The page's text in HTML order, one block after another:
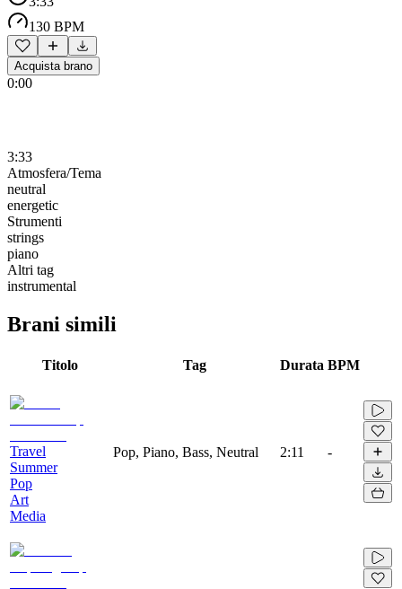
130 BPM
Acquista brano
0:00
3:33
Atmosfera/Tema
neutral
energetic
Strumenti
strings
piano
Altri tag
instrumental
Brani simili
Titolo Tag Durata BPM
Travel
Summer
Pop
Art
Media
Pop, Piano, Bass, Neutral 2:11 -